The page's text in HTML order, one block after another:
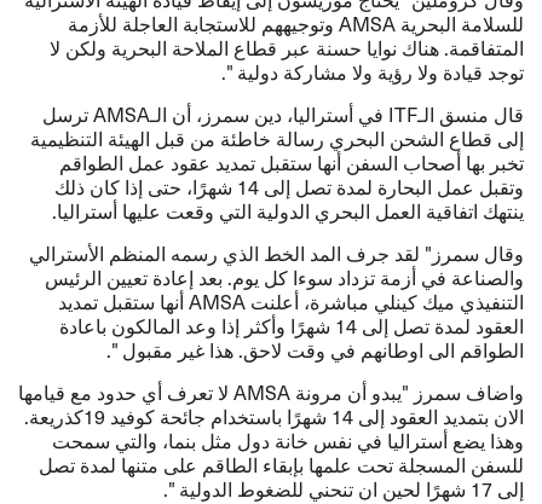
للسلامة البحرية AMSA وتوجيههم للاستجابة العاجلة للأزمة
المتفاقمة. هناك نوايا حسنة عبر قطاع الملاحة البحرية ولكن لا
توجد قيادة ولا رؤية ولا مشاركة دولية ".
قال منسق الـITF في أستراليا، دين سمرز، أن الـAMSAترسل
إلى قطاع الشحن البحري رسالة خاطئة من قبل الهيئة التنظيمية
تخبر بها أصحاب السفن أنها ستقبل تمديد عقود عمل الطواقم
وتقبل عمل البحارة لمدة تصل إلى 14 شهرًا، حتى إذا كان ذلك
ينتهك اتفاقية العمل البحري الدولية التي وقعت عليها أستراليا.
وقال سمرز" لقد جرف المد الخط الذي رسمه المنظم الأسترالي
والصناعة في أزمة تزداد سوءا كل يوم. بعد إعادة تعيين الرئيس
التنفيذي ميك كينلي مباشرة، أعلنت AMSAأنها ستقبل تمديد
العقود لمدة تصل إلى 14 شهرًا وأكثر إذا وعد المالكون باعادة
الطواقم الى اوطانهم في وقت لاحق. هذا غير مقبول ".
واضاف سمرز "يبدو أن مرونة AMSA لا تعرف أي حدود مع قيامها
الان بتمديد العقود إلى 14 شهرًا باستخدام جائحة كوفيد 19كذريعة.
وهذا يضع أستراليا في نفس خانة دول مثل بنما، والتي سمحت
للسفن المسجلة تحت علمها بإبقاء الطاقم على متنها لمدة تصل
إلى 17 شهرًا لحين ان تنحني للضغوط الدولية ".